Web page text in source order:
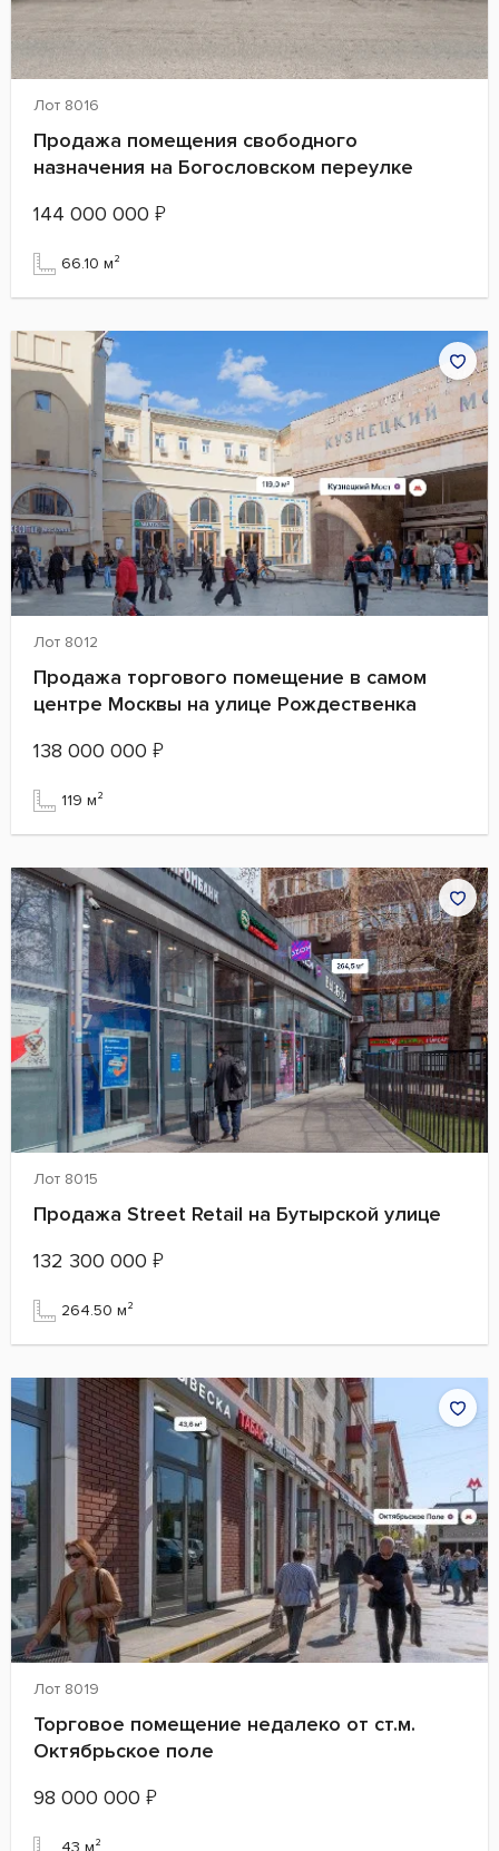
Лот 8016
Продажа помещения свободного
назначения на Богословском переулке
144 000 000 ₽
66.10 м²
Лот 8012
Продажа торгового помещение в самом
центре Москвы на улице Рождественка
138 000 000 ₽
119 м²
Лот 8015
Продажа Street Retail на Бутырской улице
132 300 000 ₽
264.50 м²
Лот 8019
Торговое помещение недалеко от ст.м.
Октябрьское поле
98 000 000 ₽
43 м²